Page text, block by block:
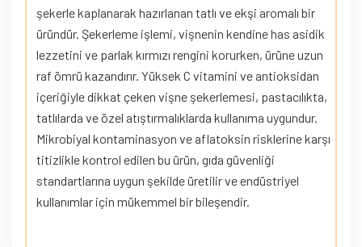
şekerle kaplanarak hazırlanan tatlı ve ekşi aromalı bir
üründür. Şekerleme işlemi, vişnenin kendine has asidik
lezzetini ve parlak kırmızı rengini korurken, ürüne uzun
raf ömrü kazandırır. Yüksek C vitamini ve antioksidan
içeriğiyle dikkat çeken vişne şekerlemesi, pastacılıkta,
tatlılarda ve özel atıştırmalıklarda kullanıma uygundur.
Mikrobiyal kontaminasyon ve aflatoksin risklerine karşı
titizlikle kontrol edilen bu ürün, gıda güvenliği
standartlarına uygun şekilde üretilir ve endüstriyel
kullanımlar için mükemmel bir bileşendir.